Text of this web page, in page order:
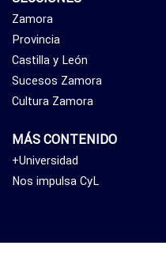
Zamora
Provincia
Castilla y León
Sucesos Zamora
Cultura Zamora
MÁS CONTENIDO
+Universidad
Nos impulsa CyL